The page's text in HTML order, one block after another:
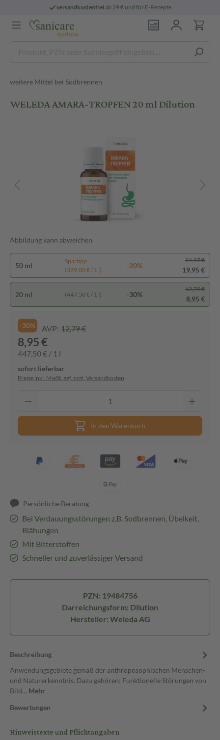
versandkostenfreiab 29 € und für E-Rezepte
weitere Mittel bei Sodbrennen
WELEDA AMARA-TROPFEN 20 ml Dilution
Abbildung kann abweichen
50 ml
Spartipp
(399,00 € / 1 l)
-20%
24,97 €
19,95 €
20 ml (447,50 € / 1 l) -30%
12,79 €
8,95 €
-30% AVP: 12,79 €
8,95 €
447,50 € / 1 l
sofort lieferbar
Preise inkl. MwSt. ggf. zzgl. Versandkosten
In den Warenkorb
Persönliche Beratung
Bei Verdauungsstörungen z.B. Sodbrennen, Übelkeit,
Blähungen
Mit Bitterstoffen
Schneller und zuverlässiger Versand
PZN: 19484756
Darreichungsform: Dilution
Hersteller: Weleda AG
Beschreibung
Anwendungsgebiete gemäß der anthroposophischen Menschen-
und Naturerkenntnis. Dazu gehören: Funktionelle Störungen von
Bild… Mehr
Bewertungen
Hinweistexte und Pflichtangaben